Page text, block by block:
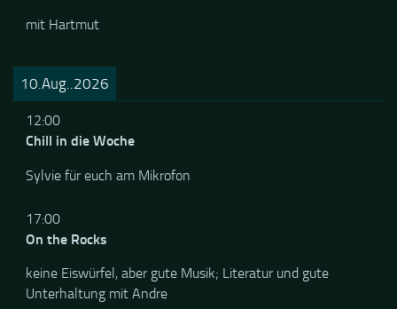
mit Hartmut
10.Aug..2026
12:00
Chill in die Woche
Sylvie für euch am Mikrofon
17:00
On the Rocks
keine Eiswürfel, aber gute Musik; Literatur und gute
Unterhaltung mit Andre